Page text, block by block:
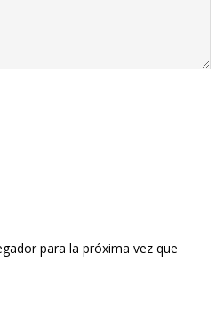
para la próxima vez que